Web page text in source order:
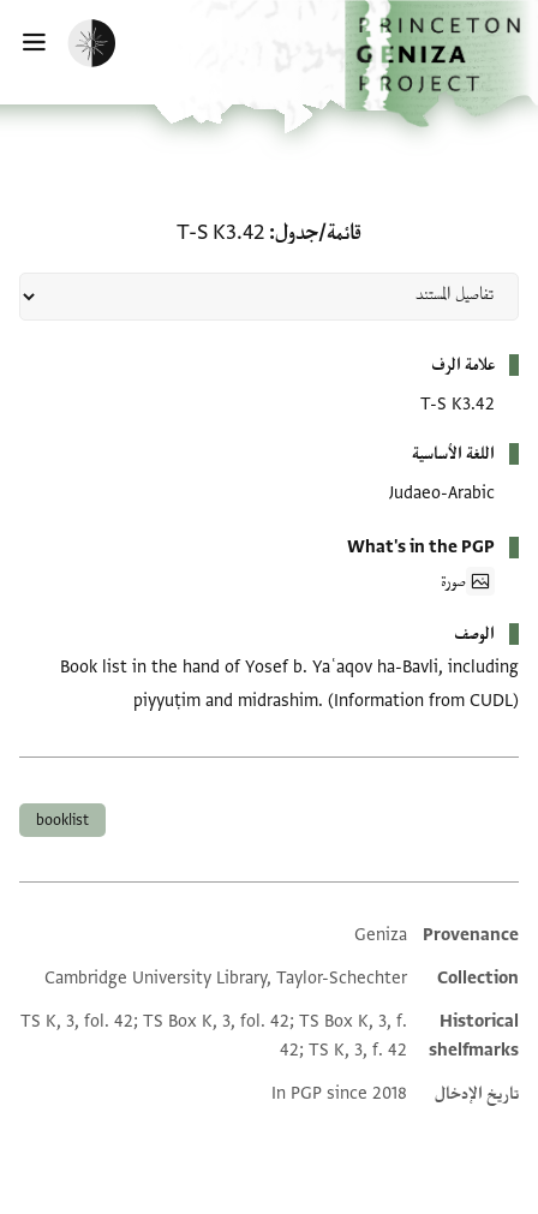
إلى المحتوى الرئيسي
الرئيسية
تفعيل الوضع المظلم
قائمة/جدول T-S K3.42
علامة الرف
T-S K3.42
اللغة الأساسية
Judaeo-Arabic
What's in the PGP
صورة
الوصف
Book list in the hand of Yosef b. Yaʿaqov ha-Bavli, including
piyyuṭim and midrashim. (Information from CUDL)
booklist
Additional metadata
Provenance
Geniza
Collection
Cambridge University Library, Taylor-Schechter
Historical
shelfmarks
TS K, 3, fol. 42; TS Box K, 3, fol. 42; TS Box K, 3, f.
42; TS K, 3, f. 42
تاريخ الإدخال
In PGP since 2018